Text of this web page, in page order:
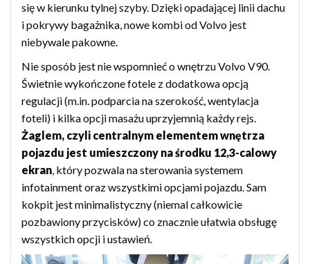
się w kierunku tylnej szyby. Dzięki opadającej linii dachu
i pokrywy bagażnika, nowe kombi od Volvo jest
niebywale pakowne.
Nie sposób jest nie wspomnieć o wnętrzu Volvo V90.
Świetnie wykończone fotele z dodatkowa opcją
regulacji (m.in. podparcia na szerokość, wentylacja
foteli) i kilka opcji masażu uprzyjemnią każdy rejs.
Żaglem, czyli centralnym elementem wnętrza
pojazdu jest umieszczony na środku 12,3-calowy
ekran, który pozwala na sterowania systemem
infotainment oraz wszystkimi opcjami pojazdu. Sam
kokpit jest minimalistyczny (niemal całkowicie
pozbawiony przycisków) co znacznie ułatwia obsługę
wszystkich opcji i ustawień.